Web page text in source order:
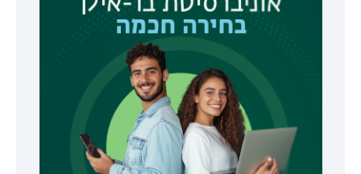
איש אחד" של ד"ר ירון רן, ו"יצחק בן מאיר – בשדות
הערבית והמשפט", של ד"ר ירון רן ומר יוסי דגן.
הכנס יכלול שני מושבים, שיעסקו באספקטים שונים של
מושב ראשון:
יו"ר: פרופ‘ ירון הראל.
כשלי המודיעין לאורך השנים
- פרופ‘ יואב גלבר,